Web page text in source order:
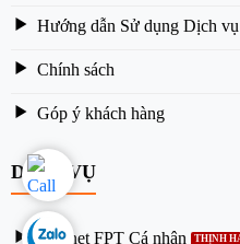
Hướng dẫn Sử dụng Dịch vụ
Chính sách
Góp ý khách hàng
DỊCH VỤ
Internet FPT Cá nhân